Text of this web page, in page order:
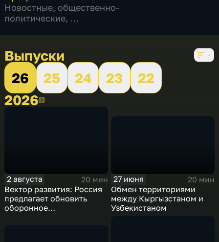
Новостные, общественно-
политические,
Выпуски
26
25 24 23
22
20262026
2 августа
20 мин
Вектор развития: Россия
предлагает обновить
оборонное
27 июня
20 мин
Обмен территориями
между Кыргызстаном и
Узбекистаном